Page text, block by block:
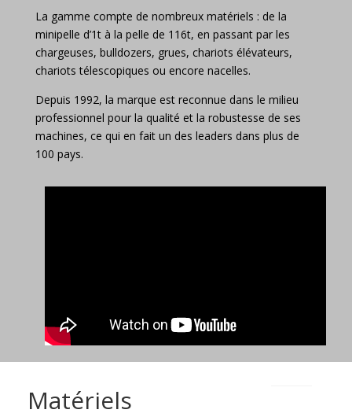
La gamme compte de nombreux matériels : de la
minipelle d’1t à la pelle de 116t, en passant par les
chargeuses, bulldozers, grues, chariots élévateurs,
chariots télescopiques ou encore nacelles.
Depuis 1992, la marque est reconnue dans le milieu
professionnel pour la qualité et la robustesse de ses
machines, ce qui en fait un des leaders dans plus de
100 pays.
Matériels